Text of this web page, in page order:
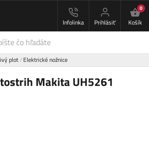
Infolinka Prihlásiť
0
Košík
plot Elektrické nožnice
Makita UH5261